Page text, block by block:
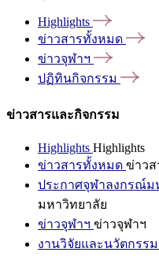
Highlights
ข่าวสารทั้งหมด
ข่าวจุฬาฯ
ปฏิทินกิจกรรม
ข่าวสารและกิจกรรม
Highlights Highlights
ข่าวสารทั้งหมด ข่าว
ประกาศจุฬาลงกรณ์ม
มหาวิทยาลัย
ข่าวจุฬาฯ ข่าวจุฬาฯ
งานวิจัยและนวัตกรรม